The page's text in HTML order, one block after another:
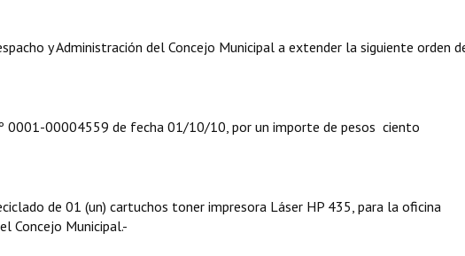
y Administración del Concejo Municipal a extender la siguiente orden
0001-00004559 de fecha 01/10/10, por un importe de pesos ciento
de 01 (un) cartuchos toner impresora Láser HP 435, para la oficina
Concejo Municipal.-